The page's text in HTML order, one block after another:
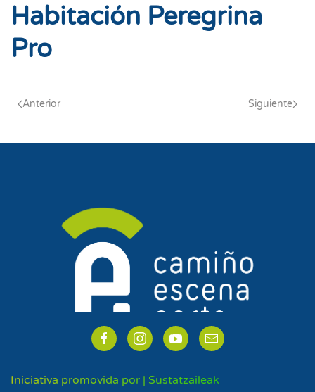
Habitación Peregrina
Pro
Anterior Siguiente
Iniciativa promovida por | Sustatzaileak